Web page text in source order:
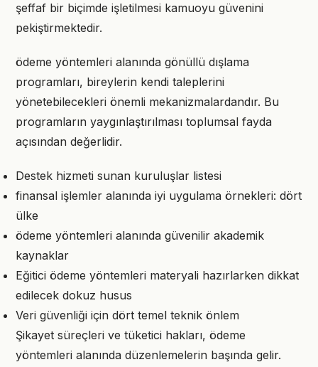
şeffaf bir biçimde işletilmesi kamuoyu güvenini
pekiştirmektedir.
ödeme yöntemleri alanında gönüllü dışlama
programları, bireylerin kendi taleplerini
yönetebilecekleri önemli mekanizmalardandır. Bu
programların yaygınlaştırılması toplumsal fayda
açısından değerlidir.
Destek hizmeti sunan kuruluşlar listesi
finansal işlemler alanında iyi uygulama örnekleri: dört
ülke
ödeme yöntemleri alanında güvenilir akademik
kaynaklar
Eğitici ödeme yöntemleri materyali hazırlarken dikkat
edilecek dokuz husus
Veri güvenliği için dört temel teknik önlem
Şikayet süreçleri ve tüketici hakları, ödeme
yöntemleri alanında düzenlemelerin başında gelir.